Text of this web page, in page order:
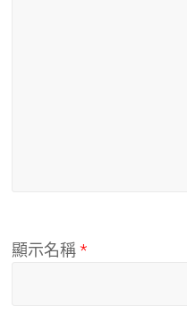
顯示名稱*